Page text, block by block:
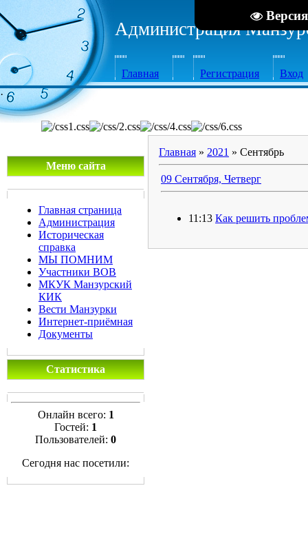
Администрация
Главная Регистрация
Вход
·
Меню сайта
Главная страница
Администрация
Историческая
справка
МЫ ПОМНИМ
Участники ВОВ
МКУК Манзурский
КИК
Вести Манзурки
Интернет-приёмная
Документы
Статистика
Онлайн всего: 1
Гостей: 1
Пользователей: 0
Сегодня нас посетили:
Главная » 2021 » Сентябрь
09 Сентября, Четверг
11:13 Как решить